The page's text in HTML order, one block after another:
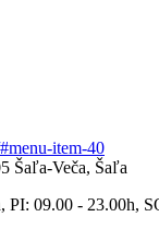
item-40
Šaľa-Veča, Šaľa
PI: 09.00 - 23.00h,